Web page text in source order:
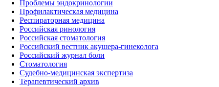
Проблемы эндокринологии
Профилактическая медицина
Респираторная медицина
Российская ринология
Российская стоматология
Российский вестник акушера-гинеколога
Российский журнал боли
Стоматология
Судебно-медицинская экспертиза
Терапевтический архив